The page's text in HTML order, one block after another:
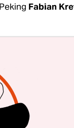
Fabian
bereitet
Polizei hat
unter
ein.